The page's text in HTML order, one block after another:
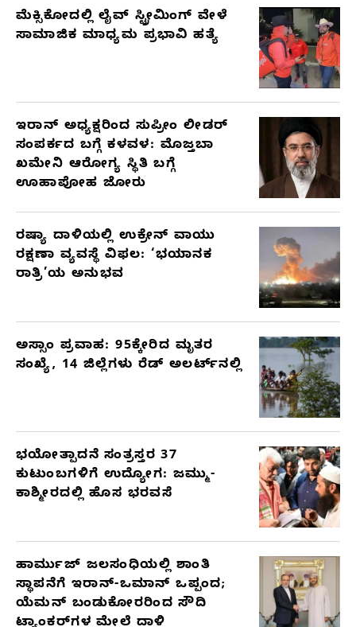
ಮೆಕ್ಸಿಕೋದಲ್ಲಿ ಲೈವ್ ಸ್ಟ್ರೀಮಿಂಗ್ ವೇಳೆ
ಸಾಮಾಜಿಕ ಮಾಧ್ಯಮ ಪ್ರಭಾವಿ ಹತ್ಯೆ
ಇರಾನ್ ಅಧ್ಯಕ್ಷರಿಂದ ಸುಪ್ರೀಂ ಲೀಡರ್
ಸಂಪರ್ಕದ ಬಗ್ಗೆ ಕಳವಳ: ಮೊಜ್ತಬಾ
ಖಮೇನಿ ಆರೋಗ್ಯ ಸ್ಥಿತಿ ಬಗ್ಗೆ
ಊಹಾಪೋಹ ಜೋರು
ರಷ್ಯಾ ದಾಳಿಯಲ್ಲಿ ಉಕ್ರೇನ್ ವಾಯು
ರಕ್ಷಣಾ ವ್ಯವಸ್ಥೆ ವಿಫಲ: ‘ಭಯಾನಕ
ರಾತ್ರಿ’ಯ ಅನುಭವ
ಅಸ್ಸಾಂ ಪ್ರವಾಹ: 95ಕ್ಕೇರಿದ ಮೃತರ
ಸಂಖ್ಯೆ, 14 ಜಿಲ್ಲೆಗಳು ರೆಡ್ ಅಲರ್ಟ್‌ನಲ್ಲಿ
ಭಯೋತ್ಪಾದನೆ ಸಂತ್ರಸ್ತರ 37
ಕುಟುಂಬಗಳಿಗೆ ಉದ್ಯೋಗ: ಜಮ್ಮು-
ಕಾಶ್ಮೀರದಲ್ಲಿ ಹೊಸ ಭರವಸೆ
ಹಾರ್ಮುಜ್ ಜಲಸಂಧಿಯಲ್ಲಿ ಶಾಂತಿ
ಸ್ಥಾಪನೆಗೆ ಇರಾನ್-ಒಮಾನ್ ಒಪ್ಪಂದ;
ಯೆಮನ್ ಬಂಡುಕೋರರಿಂದ ಸೌದಿ